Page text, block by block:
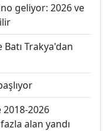
geliyor: 2026 ve
Trakya'dan
2026
alan yandı